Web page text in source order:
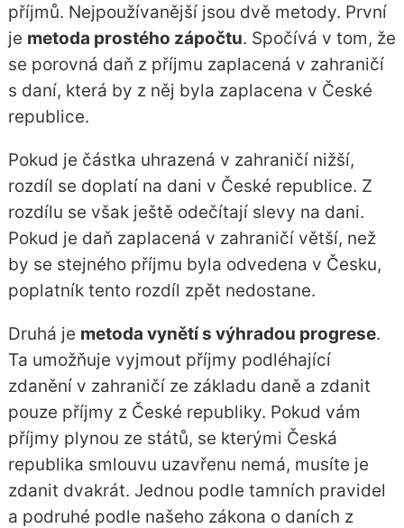
příjmů. Nejpoužívanější jsou dvě metody. První
je metoda prostého zápočtu. Spočívá v tom, že
se porovná daň z příjmu zaplacená v zahraničí
s daní, která by z něj byla zaplacena v České
republice.
Pokud je částka uhrazená v zahraničí nižší,
rozdíl se doplatí na dani v České republice. Z
rozdílu se však ještě odečítají slevy na dani.
Pokud je daň zaplacená v zahraničí větší, než
by se stejného příjmu byla odvedena v Česku,
poplatník tento rozdíl zpět nedostane.
Druhá je metoda vynětí s výhradou progrese.
Ta umožňuje vyjmout příjmy podléhající
zdanění v zahraničí ze základu daně a zdanit
pouze příjmy z České republiky. Pokud vám
příjmy plynou ze států, se kterými Česká
republika smlouvu uzavřenu nemá, musíte je
zdanit dvakrát. Jednou podle tamních pravidel
a podruhé podle našeho zákona o daních z